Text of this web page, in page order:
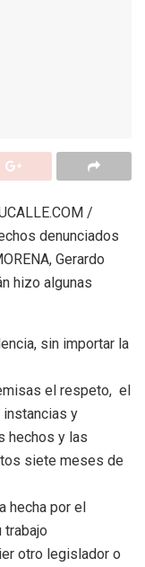
/
denunciados
Gerardo
hizo algunas
sin importar la
el respeto, el
y
hechos y las
siete meses de
hecha por el
trabajo
otro legislador o